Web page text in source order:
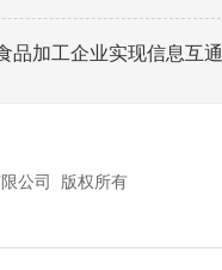
品加工企业实现信息互通
公司 版权所有